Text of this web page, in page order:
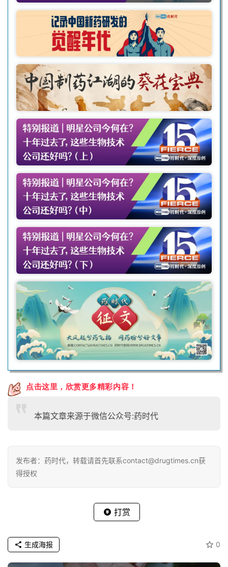
点击这里，欣赏更多精彩内容！
本篇文章来源于微信公众号:药时代
发布者：药时代，转载请首先联系contact@drugtimes.cn获
得授权
打赏
0
生成海报